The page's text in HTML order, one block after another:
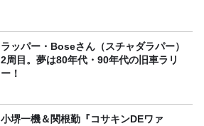
ラッパー・Boseさん（スチャダラパー）
2周目。夢は80年代・90年代の旧車ラリ
ー！
小堺一機＆関根勤『コサキンDEワァ